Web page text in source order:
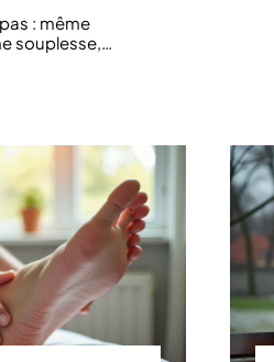
: même
souplesse,…